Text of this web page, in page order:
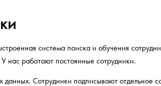
система поиска и обучения
нас работают постоянные сотрудники.
Сотрудники подписывают отдельное